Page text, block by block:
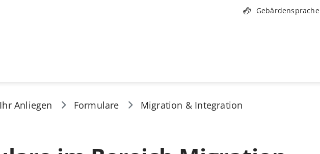
Gebärdensprache
Ihr Anliegen Formulare Migration & Integration